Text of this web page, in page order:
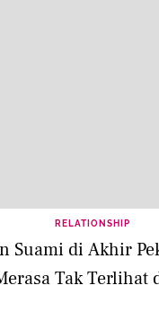
RELATIONSHIP
Suami di Akhir
Tak Terlihat